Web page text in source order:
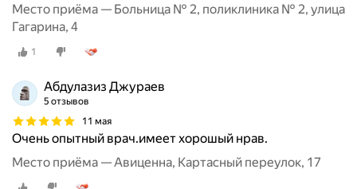
Место приёма — Больница № 2, поликлиника № 2, улица
Гагарина, 4
1
Абдулазиз Джураев
5 отзывов
11 мая
Очень опытный врач.имеет хорошый нрав.
Место приёма — Авиценна, Картасный переулок, 17